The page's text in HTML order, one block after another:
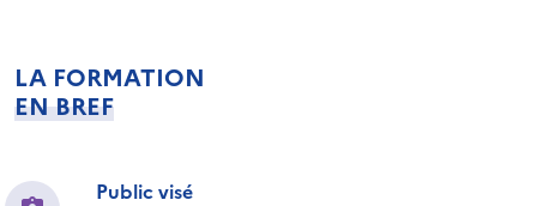
LA FORMATION
EN BREF
Public visé